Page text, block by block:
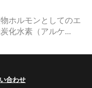
モンとしてのエ
化水素（アルケ...
合わせ